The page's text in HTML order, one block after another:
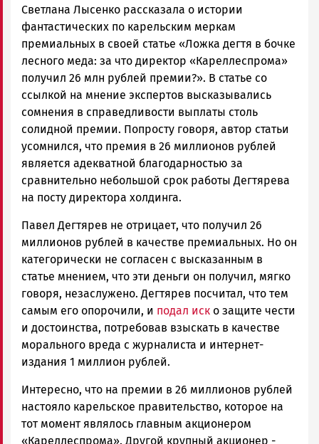
Светлана Лысенко рассказала о истории
фантастических по карельским меркам
премиальных в своей статье «Ложка дегтя в бочке
лесного меда: за что директор «Кареллеспрома»
получил 26 млн рублей премии?». В статье со
ссылкой на мнение экспертов высказывались
сомнения в справедливости выплаты столь
солидной премии. Попросту говоря, автор статьи
усомнился, что премия в 26 миллионов рублей
является адекватной благодарностью за
сравнительно небольшой срок работы Дегтярева
на посту директора холдинга.
Павел Дегтярев не отрицает, что получил 26
миллионов рублей в качестве премиальных. Но он
категорически не согласен с высказанным в
статье мнением, что эти деньги он получил, мягко
говоря, незаслужено. Дегтярев посчитал, что тем
самым его опорочили, и подал иск о защите чести
и достоинства, потребовав взыскать в качестве
морального вреда с журналиста и интернет-
издания 1 миллион рублей.
Интересно, что на премии в 26 миллионов рублей
настояло карельское правительство, которое на
тот момент являлось главным акционером
«Кареллеспрома». Другой крупный акционер -